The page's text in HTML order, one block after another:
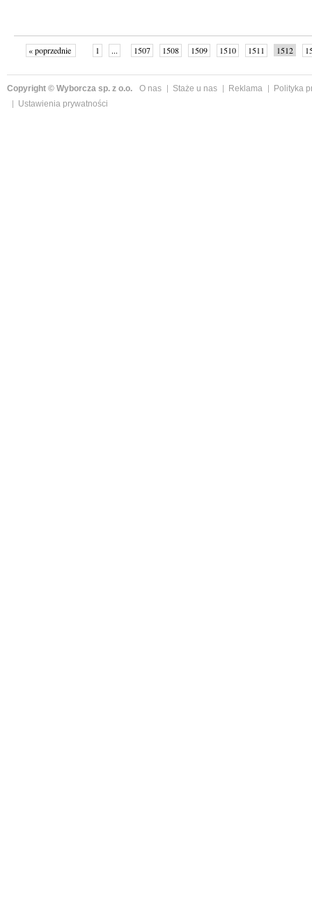
« poprzednie 1 ... 1507 1508 1509 1510 1511 1512
Copyright © Wyborcza sp. z o.o. O nas Staże u nas Reklama
Polityka
Ustawienia prywatności